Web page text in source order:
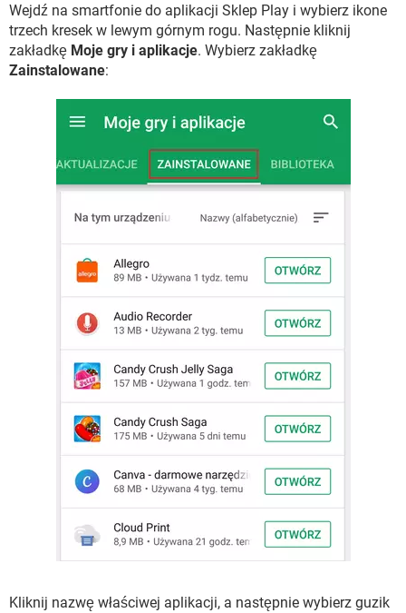
Wejdź na smartfonie do aplikacji Sklep Play i wybierz ikone
trzech kresek w lewym górnym rogu. Następnie kliknij
zakładkę Moje gry i aplikacje. Wybierz zakładkę
Zainstalowane:
Kliknij nazwę właściwej aplikacji, a następnie wybierz guzik